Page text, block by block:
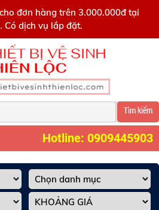
đơn hàng trên 3.000.000đ tại
Có dịch vụ lắp đặt.
Tìm kiếm
Hotline: 0909445903